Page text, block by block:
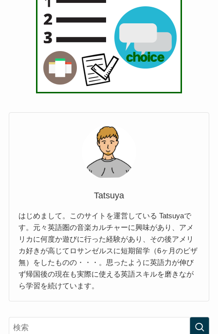
Tatsuya
はじめまして。このサイトを運営している Tatsuyaで
す。元々英語圏の音楽カルチャーに興味があり、アメ
リカに何度か遊びに行った経験があり、その後アメリ
カ好きが高じてロサンゼルスに短期留学（6ヶ月のビザ
無）をしたものの・・・。思ったように英語力が伸び
ず帰国後の現在も実際に使える英語スキルを磨きなが
ら学習を続けています。